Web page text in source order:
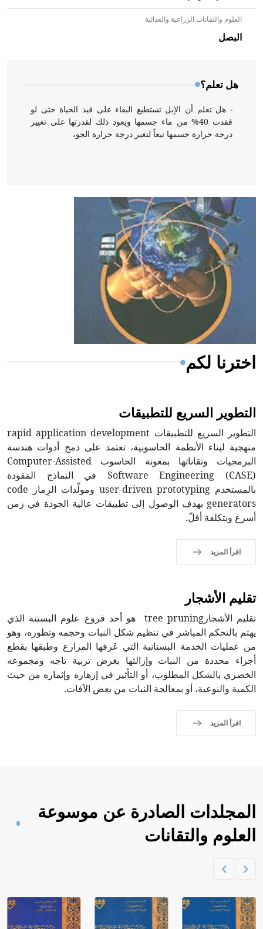
العلوم والتقانات الزراعية والغذائية
البصل
هل تعلم؟
- هل تعلم أن الأبلق نوع من الفنون الهندسية التي ارتبطت
بالعمارة الإسلامية في بلاد الشام ومصر خاصة، حيث يحرص
المعمار على بناء مداميكه وخاصة في الواجهات
- هل تعلم أن الإبل تستطيع البقاء على قيد الحياة حتى لو
فقدت 40% من ماء جسمها ويعود ذلك لقدرتها على تغيير
درجة حرارة جسمها تبعاً لتغير درجة حرارة الجو،
- هل تعلم أن أبقراط كتب في الطب أربعة مؤلفات هي:
الحكم، الأدلة، تنظيم التغذية، ورسالته في جروح الرأس.
ويعود له الفضل بأنه حرر الطب من الدين والفلسفة.
- هل تعلم أن المرجان إفراز حيواني يتكون في البحر ويتركب
من مادة كربونات الكلسيوم، وهو أحمر أو شديد الحمرة وهو
أجود أنواعه، ويمتاز بكبر الحجم ويسمى الش
اخترنا لكم
التطوير السريع للتطبيقات
التطوير السريع للتطبيقات rapid application development
منهجية لبناء الأنظمة الحاسوبية، تعتمد على دمج أدوات هندسة
البرمجيات وتقاناتها بمعونة الحاسوب Computer-Assisted
Software Engineering (CASE) في النماذج المَقودة
بالمستخدم user-driven prototyping ومولّدات الرِماز code
generators بهدف الوصول إلى تطبيقات عالية الجودة في زمن
أسرع وبتكلفة أقلّ.
اقرأ المزيد
تقليم الأشجار
تقليم الأشجارtree pruning هو أحد فروع علوم البستنة الذي
يهتم بالتحكم المباشر في تنظيم شكل النبات وحجمه وتطوره، وهو
من عمليات الخدمة البستانية التي عَرفها المزارع وطبقها بقطع
أجزاء محددة من النبات وإزالتها بغرض تربية تاجه ومجموعه
الخضري بالشكل المطلوب، أو التأثير في إزهاره وإثماره من حيث
الكمية والنوعية، أو بمعالجة النبات من بعض الآفات.
اقرأ المزيد
المجلدات الصادرة عن موسوعة
العلوم والتقانات